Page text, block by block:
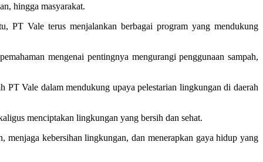
hingga masyarakat.
PT Vale terus menjalankan berbagai program yang mendukung
mengenai pentingnya mengurangi penggunaan sampah,
Vale dalam mendukung upaya pelestarian lingkungan di daerah
menciptakan lingkungan yang bersih dan sehat.
menjaga kebersihan lingkungan, dan menerapkan gaya hidup yang